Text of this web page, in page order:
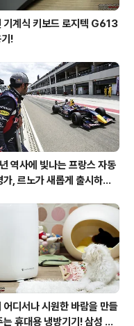
기계식 키보드 로지텍 G613
!
역사에 빛나는 프랑스 자동
가, 르노가 새롭게 출시하는
어디서나 시원한 바람을 만들
는 휴대용 냉방기기! 삼성 포